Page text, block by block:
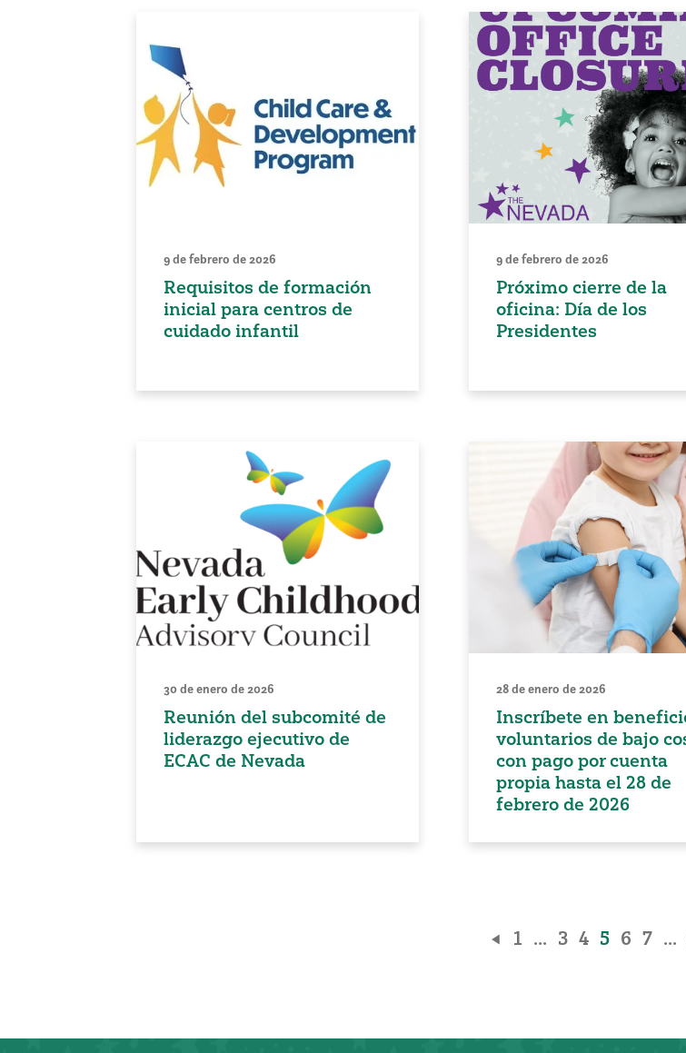
9 de febrero de 2026
Requisitos de formación
inicial para centros de
cuidado infantil
9 de febrero de 2026
Próximo cierre de la
oficina: Día de los
Presidentes
30 de enero de 2026
Reunión del subcomité de
liderazgo ejecutivo de
ECAC de Nevada
28 de enero de 2026
Inscríbete en
voluntarios de bajo
con pago por cuenta
propia hasta el 28 de
febrero de 2026
1 ... 3 4 5 6 7 ...